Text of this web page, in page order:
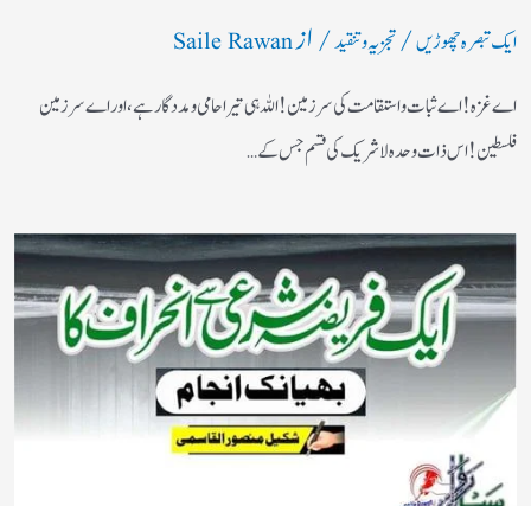
ایک تبصرہ چھوڑیں/تجزیہ و تنقید/ ازSaile Rawan
اے غزہ! اے ثبات واستقامت کی سرزمین! اللہ ہی تیرا حامی ومددگار ہے، اور اے سرزمین
فلسطین! اس ذات وحدہ لاشریک کی قسم جس کے…